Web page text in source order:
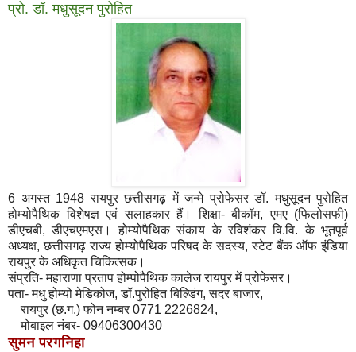
प्रो. डॉ. मधुसूदन पुरोहित
6 अगस्त 1948 रायपुर छत्तीसगढ़ में जन्मे प्रोफेसर डॉ. मधुसूदन पुरोहित
होम्योपैथिक विशेषज्ञ एवं सलाहकार हैं। शिक्षा- बीकॉम, एमए (फिलोसफी)
डीएचबी, डीएचएमएस। होम्योपैथिक संकाय के रविशंकर वि.वि. के भूतपूर्व
अध्यक्ष, छत्तीसगढ़ राज्य होम्योपैथिक परिषद के सदस्य, स्टेट बैंक ऑफ इंडिया
रायपुर के अधिकृत चिकित्सक।
संप्रति- महाराणा प्रताप होम्पोपैथिक कालेज रायपुर में प्रोफेसर।
पता- मधु होम्यो मेडिकोज, डॉ.पुरोहित बिल्डिंग, सदर बाजार,
रायपुर (छ.ग.) फोन नम्बर 0771 2226824,
मोबाइल नंबर- 09406300430
सुमन परगनिहा